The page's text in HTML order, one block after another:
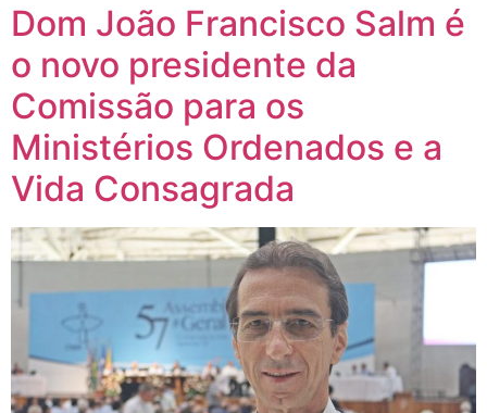
Dom João Francisco Salm é
o novo presidente da
Comissão para os
Ministérios Ordenados e a
Vida Consagrada